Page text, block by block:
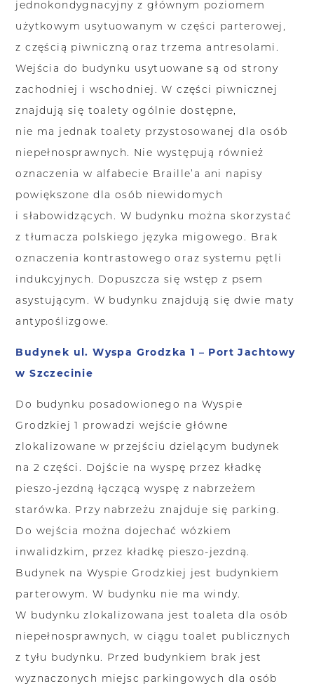
jednokondygnacyjny z głównym poziomem
użytkowym usytuowanym w części parterowej,
z częścią piwniczną oraz trzema antresolami.
Wejścia do budynku usytuowane są od strony
zachodniej i wschodniej. W części piwnicznej
znajdują się toalety ogólnie dostępne,
nie ma jednak toalety przystosowanej dla osób
niepełnosprawnych. Nie występują również
oznaczenia w alfabecie Braille’a ani napisy
powiększone dla osób niewidomych
i słabowidzących. W budynku można skorzystać
z tłumacza polskiego języka migowego. Brak
oznaczenia kontrastowego oraz systemu pętli
indukcyjnych. Dopuszcza się wstęp z psem
asystującym. W budynku znajdują się dwie maty
antypoślizgowe.
Budynek ul. Wyspa Grodzka 1 – Port Jachtowy
w Szczecinie
Do budynku posadowionego na Wyspie
Grodzkiej 1 prowadzi wejście główne
zlokalizowane w przejściu dzielącym budynek
na 2 części. Dojście na wyspę przez kładkę
pieszo-jezdną łączącą wyspę z nabrzeżem
starówka. Przy nabrzeżu znajduje się parking.
Do wejścia można dojechać wózkiem
inwalidzkim, przez kładkę pieszo-jezdną.
Budynek na Wyspie Grodzkiej jest budynkiem
parterowym. W budynku nie ma windy.
W budynku zlokalizowana jest toaleta dla osób
niepełnosprawnych, w ciągu toalet publicznych
z tyłu budynku. Przed budynkiem brak jest
wyznaczonych miejsc parkingowych dla osób